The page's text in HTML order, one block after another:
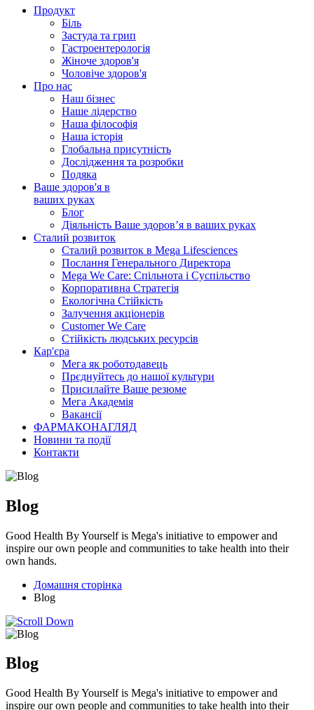
Продукт
Біль
Застуда та грип
Гастроентерологія
Жіноче здоров'я
Чоловіче здоров'я
Про нас
Наш бізнес
Наше лідерство
Наша філософія
Наша історія
Глобальна присутність
Дослідження та розробки
Подяка
Ваше здоров'я в
ваших руках
Блог
Діяльність Ваше здоров’я в ваших руках
Сталий розвиток
Сталий розвиток в Mega Lifesciences
Послання Генерального Директора
Mega We Care: Спільнота і Суспільство
Корпоративна Стратегія
Екологічна Стійкість
Залучення акціонерів
Customer We Care
Стійкість людських ресурсів
Кар'єра
Мега як роботодавець
Прєднуйтесь до нашої культури
Присилайте Ваше резюме
Мега Академія
Вакансії
ФАРМАКОНАГЛЯД
Новини та події
Контакти
Blog
Good Health By Yourself is Mega's initiative to empower and
inspire our own people and communities to take health into their
own hands.
Домашня сторінка
Blog
Blog
Good Health By Yourself is Mega's initiative to empower and
inspire our own people and communities to take health into their